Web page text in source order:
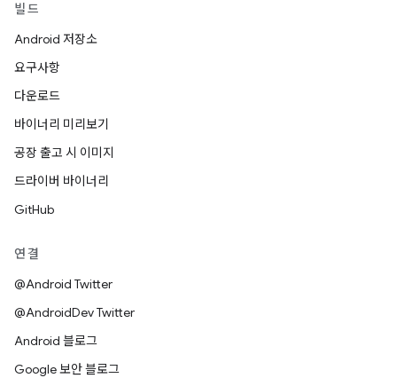
빌드
Android 저장소
요구사항
다운로드
바이너리 미리보기
공장 출고 시 이미지
드라이버 바이너리
GitHub
연결
@Android Twitter
@AndroidDev Twitter
Android 블로그
Google 보안 블로그